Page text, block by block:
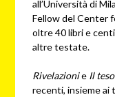
all’Università di
Fellow del Center
oltre 40 libri e
altre testate.
Rivelazionie Il
recenti, insieme ai